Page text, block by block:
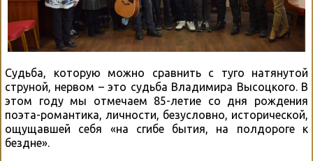
Судьба, которую можно сравнить с туго натянутой
струной, нервом – это судьба Владимира Высоцкого. В
этом году мы отмечаем 85-летие со дня рождения
поэта-романтика, личности, безусловно, исторической,
ощущавшей себя «на сгибе бытия, на полдороге к
бездне».